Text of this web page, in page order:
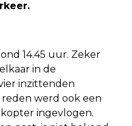
14.45 uur. Zeker
in de
inzittenden
werd ook een
ingevlogen.